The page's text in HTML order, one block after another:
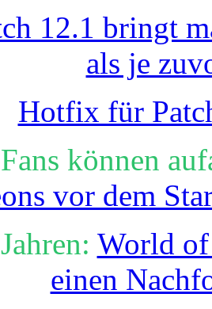
12.1 bringt
als je
Hotfix für
können
vor dem
World
einen